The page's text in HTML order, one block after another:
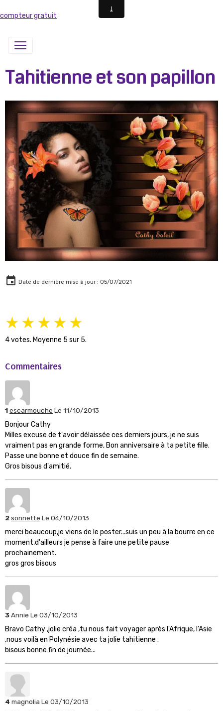
compteur gratuit
Tahitienne et son papillon
Date de dernière mise à jour : 05/07/2021
★★★★★
4votes. Moyenne 5 sur 5.
Commentaires
1escarmouche Le 11/10/2013
Bonjour Cathy
Milles excuse de t'avoir délaissée ces derniers jours, je ne suis
vraiment pas en grande forme, Bon anniversaire à ta petite fille.
Passe une bonne et douce fin de semaine.
Gros bisous d'amitié.
2sonnette Le 04/10/2013
merci beaucoup,je viens de le poster...suis un peu à la bourre en ce
moment,d'ailleurs je pense à faire une petite pause
prochainement.
gros gros bisous
3Annie Le 03/10/2013
Bravo Cathy ,jolie créa ,tu nous fait voyager après l'Afrique, l'Asie
,nous voilà en Polynésie avec ta jolie tahitienne .
bisous bonne fin de journée...
4 magnolia Le 03/10/2013